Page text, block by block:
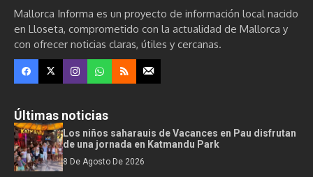
Mallorca Informa es un proyecto de información local nacido
en Lloseta, comprometido con la actualidad de Mallorca y
con ofrecer noticias claras, útiles y cercanas.
Últimas noticias
Los niños saharauis de Vacances en Pau disfrutan
de una jornada en Katmandu Park
8 De Agosto De 2026